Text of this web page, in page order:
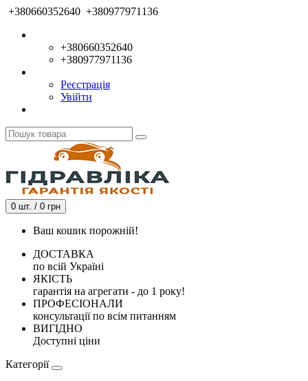
+380660352640 +380977971136
+380660352640
+380977971136
Реєстрація
Увійти
0 шт. / 0 грн
Ваш кошик порожній!
ДОСТАВКА
по всій Україні
ЯКІСТЬ
гарантія на агрегати - до 1 року!
ПРОФЕСІОНАЛИ
консультації по всім питанням
ВИГІДНО
Доступні ціни
Категорії